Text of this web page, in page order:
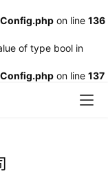
on line 136
of type bool in
on line 137